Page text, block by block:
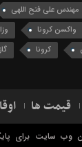
مهندس علی فتح اللهی
واکسن کرونا
کرونا
قیمت ها
وب سایت برای